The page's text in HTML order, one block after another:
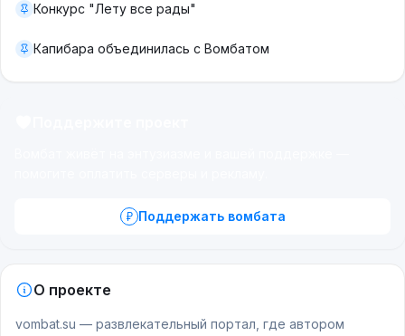
Конкурс "Лету все рады"
Капибара объединилась с Вомбатом
Поддержать вомбата
О проекте
vombat.su — развлекательный портал, где автором